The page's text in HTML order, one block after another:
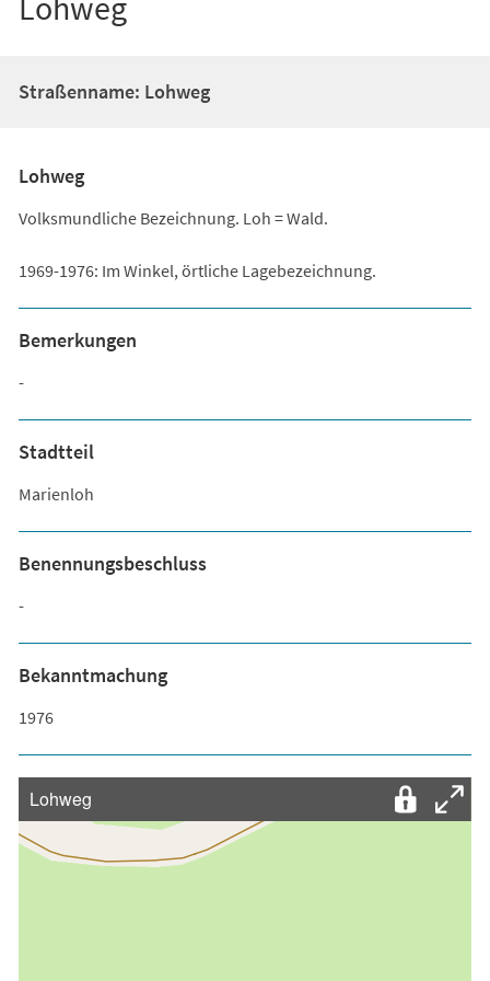
Straßenname: Lohweg
Lohweg
Volksmundliche Bezeichnung. Loh = Wald.
1969-1976: Im Winkel, örtliche Lagebezeichnung.
Bemerkungen
-
Stadtteil
Marienloh
Benennungsbeschluss
-
Bekanntmachung
1976
Lohweg